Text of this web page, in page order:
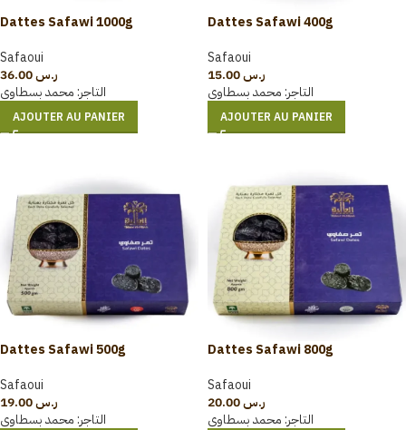
Dattes Safawi 1000g
Safaoui
ر.س
التاجر: محمد بسطاوي
AJOUTER AU PANIER
Dattes Safawi 400g
Safaoui
ر.س
التاجر: محمد بسطاوي
AJOUTER AU PANIER
Dattes Safawi 500g
Safaoui
ر.س
التاجر: محمد بسطاوي
Dattes Safawi 800g
Safaoui
ر.س
التاجر: محمد بسطاوي